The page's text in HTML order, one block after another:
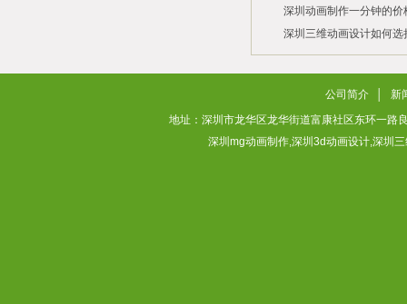
2026/03/03
深圳动画制作一分钟的价
2026/02/28
深圳三维动画设计如何选
2026/02/02
公司简介
新
地址：深圳市龙华区龙华街道富康社区东环一
深圳mg动画制作,深圳3d动画设计,深圳